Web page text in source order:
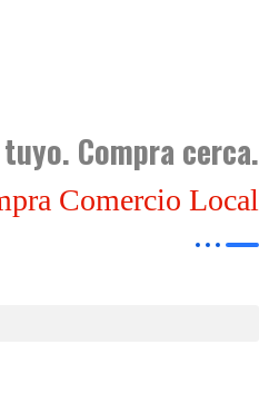
Compra cerca.
Comercio Local